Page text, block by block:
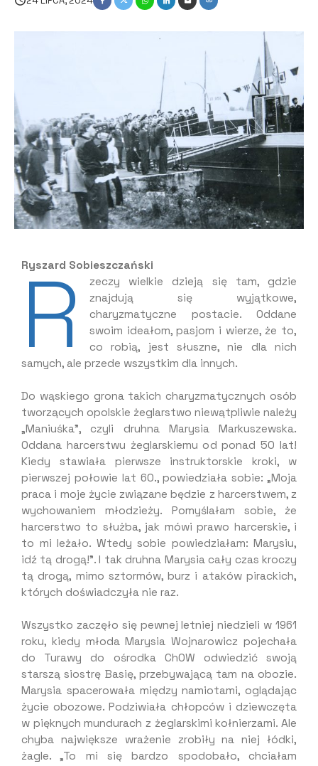
Ryszard Sobieszczański
R
zeczy wielkie dzieją się tam, gdzie
znajdują się wyjątkowe,
charyzmatyczne postacie. Oddane
swoim ideałom, pasjom i wierze, że to,
co robią, jest słuszne, nie dla nich
samych, ale przede wszystkim dla innych.
Do wąskiego grona takich charyzmatycznych osób
tworzących opolskie żeglarstwo niewątpliwie należy
„Maniuśka”, czyli druhna Marysia Markuszewska.
Oddana harcerstwu żeglarskiemu od ponad 50 lat!
Kiedy stawiała pierwsze instruktorskie kroki, w
pierwszej połowie lat 60., powiedziała sobie: „Moja
praca i moje życie związane będzie z harcerstwem, z
wychowaniem młodzieży. Pomyślałam sobie, że
harcerstwo to służba, jak mówi prawo harcerskie, i
to mi leżało. Wtedy sobie powiedziałam: Marysiu,
idź tą drogą!”. I tak druhna Marysia cały czas kroczy
tą drogą, mimo sztormów, burz i ataków pirackich,
których doświadczyła nie raz.
Wszystko zaczęło się pewnej letniej niedzieli w 1961
roku, kiedy młoda Marysia Wojnarowicz pojechała
do Turawy do ośrodka ChOW odwiedzić swoją
starszą siostrę Basię, przebywającą tam na obozie.
Marysia spacerowała między namiotami, oglądając
życie obozowe. Podziwiała chłopców i dziewczęta
w pięknych mundurach z żeglarskimi kołnierzami. Ale
chyba największe wrażenie zrobiły na niej łódki,
żagle. „To mi się bardzo spodobało, chciałam